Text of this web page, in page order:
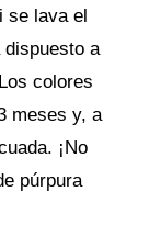
se lava el
a
colores
meses y, a
¡No
púrpura